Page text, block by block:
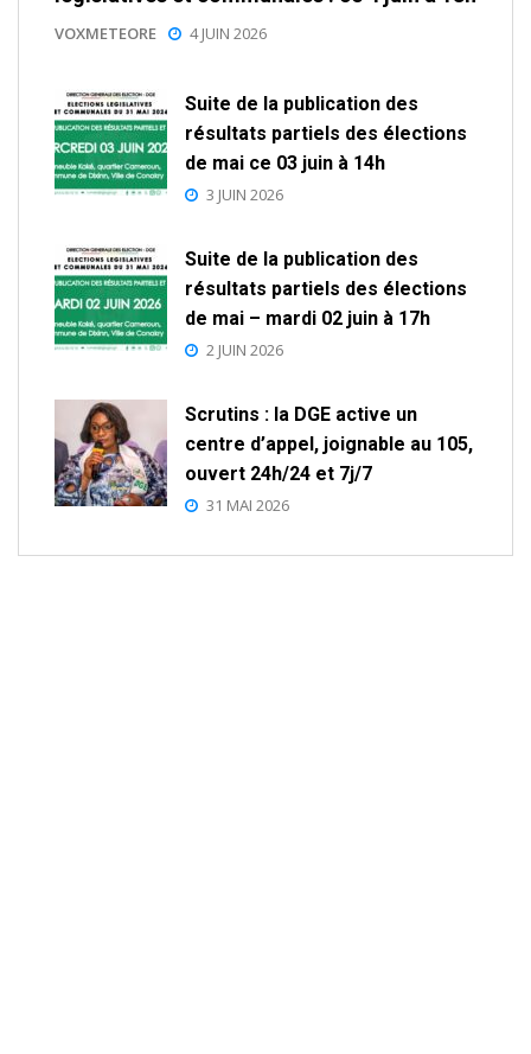
VOXMETEORE 4 JUIN 2026
Suite de la publication des
résultats partiels des élections
de mai ce 03 juin à 14h
3 JUIN 2026
Suite de la publication des
résultats partiels des élections
de mai – mardi 02 juin à 17h
2 JUIN 2026
Scrutins : la DGE active un
centre d’appel, joignable au 105,
ouvert 24h/24 et 7j/7
31 MAI 2026